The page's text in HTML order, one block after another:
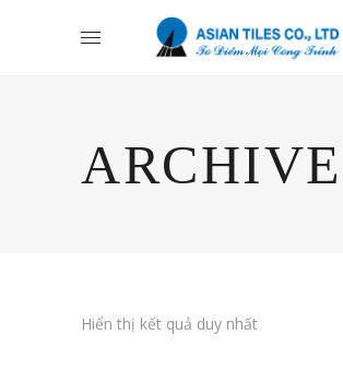
ARCHIVE
Hiển thị kết quả duy nhất